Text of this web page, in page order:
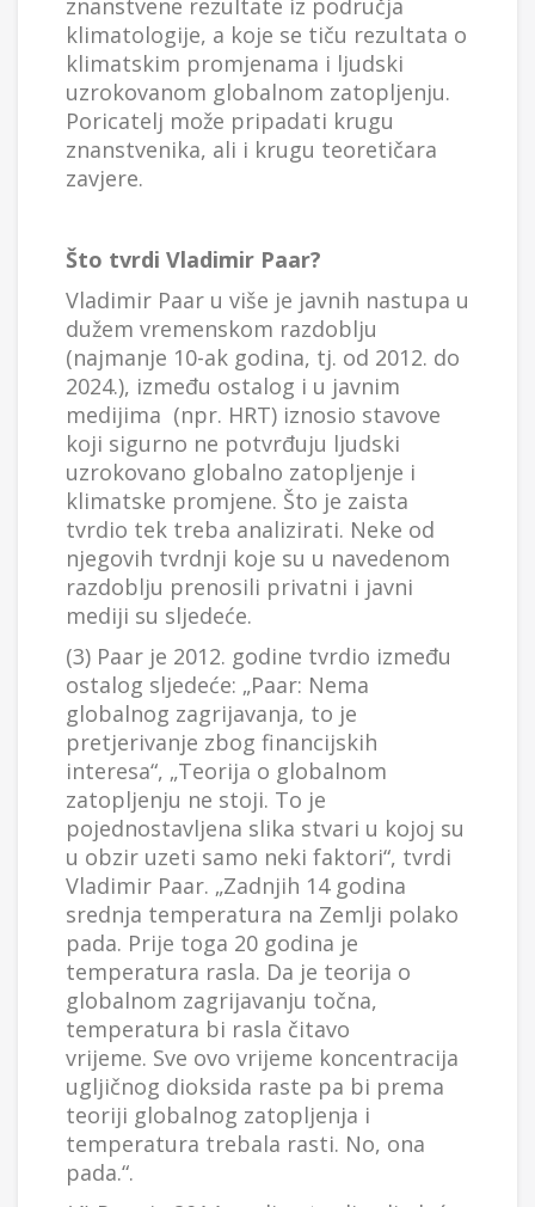
znanstvene rezultate iz područja
klimatologije, a koje se tiču rezultata o
klimatskim promjenama i ljudski
uzrokovanom globalnom zatopljenju.
Poricatelj može pripadati krugu
znanstvenika, ali i krugu teoretičara
zavjere.
Što tvrdi Vladimir Paar?
Vladimir Paar u više je javnih nastupa u
dužem vremenskom razdoblju
(najmanje 10-ak godina, tj. od 2012. do
2024.), između ostalog i u javnim
medijima (npr. HRT) iznosio stavove
koji sigurno ne potvrđuju ljudski
uzrokovano globalno zatopljenje i
klimatske promjene. Što je zaista
tvrdio tek treba analizirati. Neke od
njegovih tvrdnji koje su u navedenom
razdoblju prenosili privatni i javni
mediji su sljedeće.
(3) Paar je 2012. godine tvrdio između
ostalog sljedeće: „Paar: Nema
globalnog zagrijavanja, to je
pretjerivanje zbog financijskih
interesa“, „Teorija o globalnom
zatopljenju ne stoji. To je
pojednostavljena slika stvari u kojoj su
u obzir uzeti samo neki faktori“, tvrdi
Vladimir Paar. „Zadnjih 14 godina
srednja temperatura na Zemlji polako
pada. Prije toga 20 godina je
temperatura rasla. Da je teorija o
globalnom zagrijavanju točna,
temperatura bi rasla čitavo
vrijeme. Sve ovo vrijeme koncentracija
ugljičnog dioksida raste pa bi prema
teoriji globalnog zatopljenja i
temperatura trebala rasti. No, ona
pada.“.